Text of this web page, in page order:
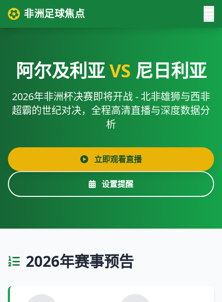
非洲足球焦点
阿尔及利亚VS 尼日利亚
2026年非洲杯决赛即将开战 - 北非雄狮与西非
超霸的世纪对决，全程高清直播与深度数据分
析
立即观看直播
设置提醒
2026年赛事预告